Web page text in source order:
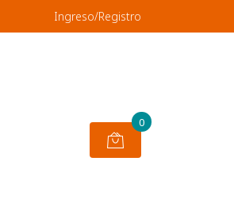
Ingreso/Registro
0